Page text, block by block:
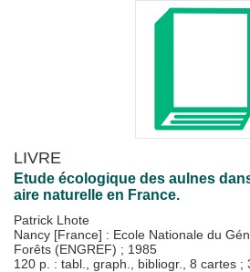
LIVRE
Etude écologique des aulnes
aire naturelle en France.
Patrick Lhote
Nancy [France] : Ecole Nationale du
Forêts (ENGREF) ; 1985
120 p. : tabl., graph., bibliogr., 8 cartes ;